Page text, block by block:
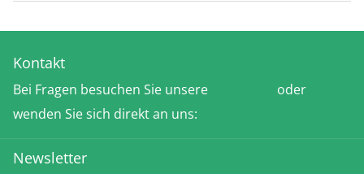
Kontakt
Bei Fragen besuchen Sie unsere
oder
wenden Sie sich direkt an uns:
Newsletter